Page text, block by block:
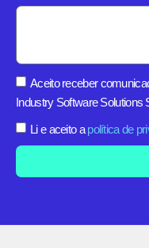
Aceito receber
Industry Software Solutions
Li e aceito apolítica de